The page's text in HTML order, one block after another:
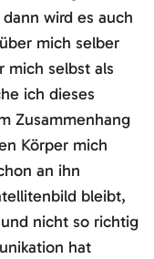
wird es auch
mich selber
mich selbst als
ich dieses
Zusammenhang
Körper mich
an ihn
bleibt,
nicht so richtig
hat